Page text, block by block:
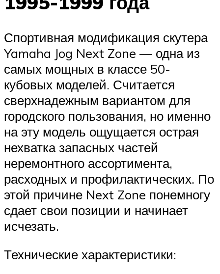
Спортивная модификация скутера
Yamaha Jog Next Zone — одна из
самых мощных в классе 50-
кубовых моделей. Считается
сверхнадежным вариантом для
городского пользования, но именно
на эту модель ощущается острая
нехватка запасных частей
неремонтного ассортимента,
расходных и профилактических. По
этой причине Next Zone понемногу
сдает свои позиции и начинает
исчезать.
Технические характеристики: